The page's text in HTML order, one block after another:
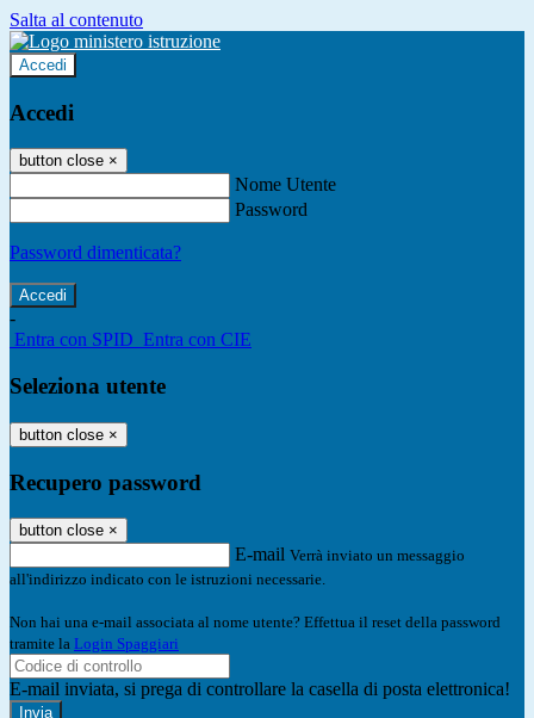
Salta al contenuto
Accedi
Accedi
button close ×
Nome Utente
Password
Password dimenticata?
-
Entra con SPID Entra con CIE
Seleziona utente
button close ×
Recupero password
button close ×
E-mail Verrà inviato un messaggio
all'indirizzo indicato con le istruzioni necessarie.
Non hai una e-mail associata al nome utente? Effettua il reset della password
tramite la Login Spaggiari
E-mail inviata, si prega di controllare la casella di posta elettronica!